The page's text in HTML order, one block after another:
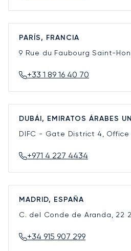
PARÍS, FRANCIA
9 Rue du Faubourg Saint-
+33 1 89 16 40 70
DUBÁI, EMIRATOS ÁRABES
DIFC - Gate District 4, Office
+971 4 227 4434
MADRID, ESPAÑA
C. del Conde de Aranda, 22
+34 915 907 299